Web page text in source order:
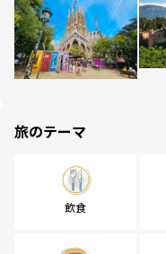
旅のテーマ
飲食